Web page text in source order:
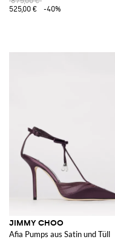
525,00 €
-40%
JIMMY CHOO
Afia Pumps aus Satin und Tüll